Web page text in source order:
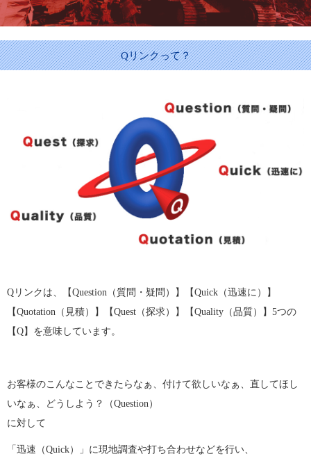
Qリンクって？
Qリンクは、【Question（質問・疑問）】【Quick（迅速に）】
【Quotation（見積）】【Quest（探求）】【Quality（品質）】5つの
【Q】を意味しています。
お客様のこんなことできたらなぁ、付けて欲しいなぁ、直してほし
いなぁ、どうしよう？（Question）
に対して
「迅速（Quick）」に現地調査や打ち合わせなどを行い、